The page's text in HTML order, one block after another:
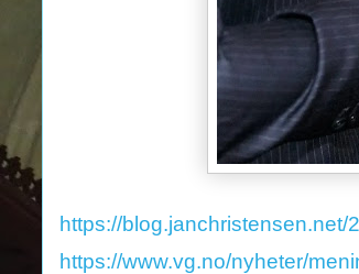
https://blog.janchristensen.net/
https://www.vg.no/nyheter/